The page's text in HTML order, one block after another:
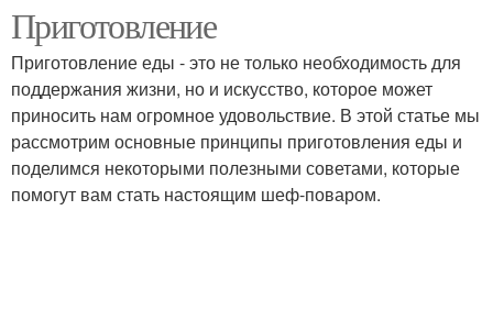
Приготовление
Приготовление еды - это не только необходимость для
поддержания жизни, но и искусство, которое может
приносить нам огромное удовольствие. В этой статье мы
рассмотрим основные принципы приготовления еды и
поделимся некоторыми полезными советами, которые
помогут вам стать настоящим шеф-поваром.